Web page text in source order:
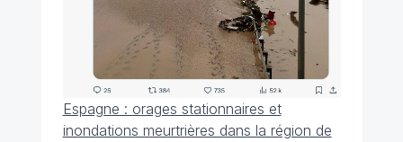
Espagne : orages stationnaires et
inondations meurtrières dans la région de